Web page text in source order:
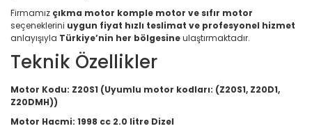
Firmamız çıkma motor komple motor ve sıfır motor
seçeneklerini uygun fiyat hızlı teslimat ve profesyonel hizmet
anlayışıyla Türkiye’nin her bölgesineulaştırmaktadır.
Teknik Özellikler
Motor Kodu: Z20S1 (Uyumlu motor kodları: (Z20S1, Z20D1,
Z20DMH))
Motor Hacmi: 1998 cc 2.0 litre Dizel